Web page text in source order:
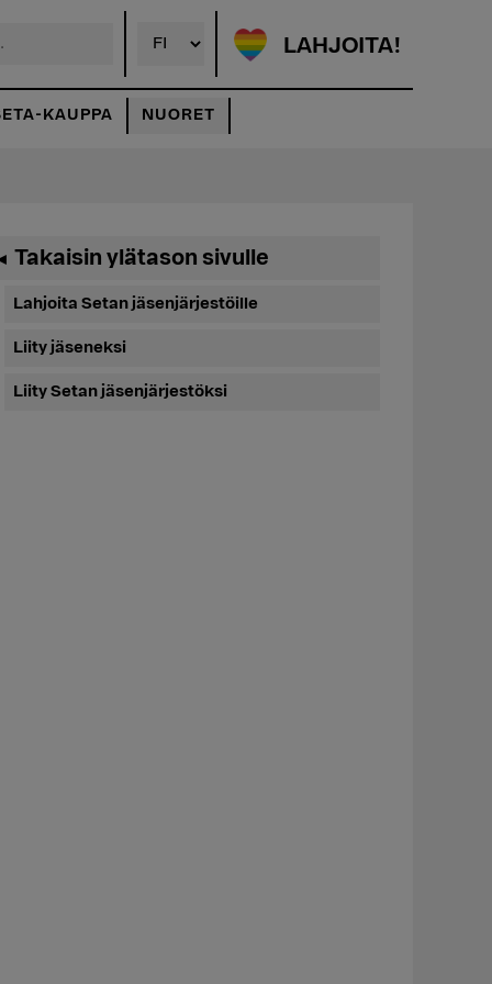
LAHJOITA!
KAUPPA NUORET
Takaisin ylätason sivulle
Lahjoita Setan jäsenjärjestöille
Liity jäseneksi
Liity Setan jäsenjärjestöksi